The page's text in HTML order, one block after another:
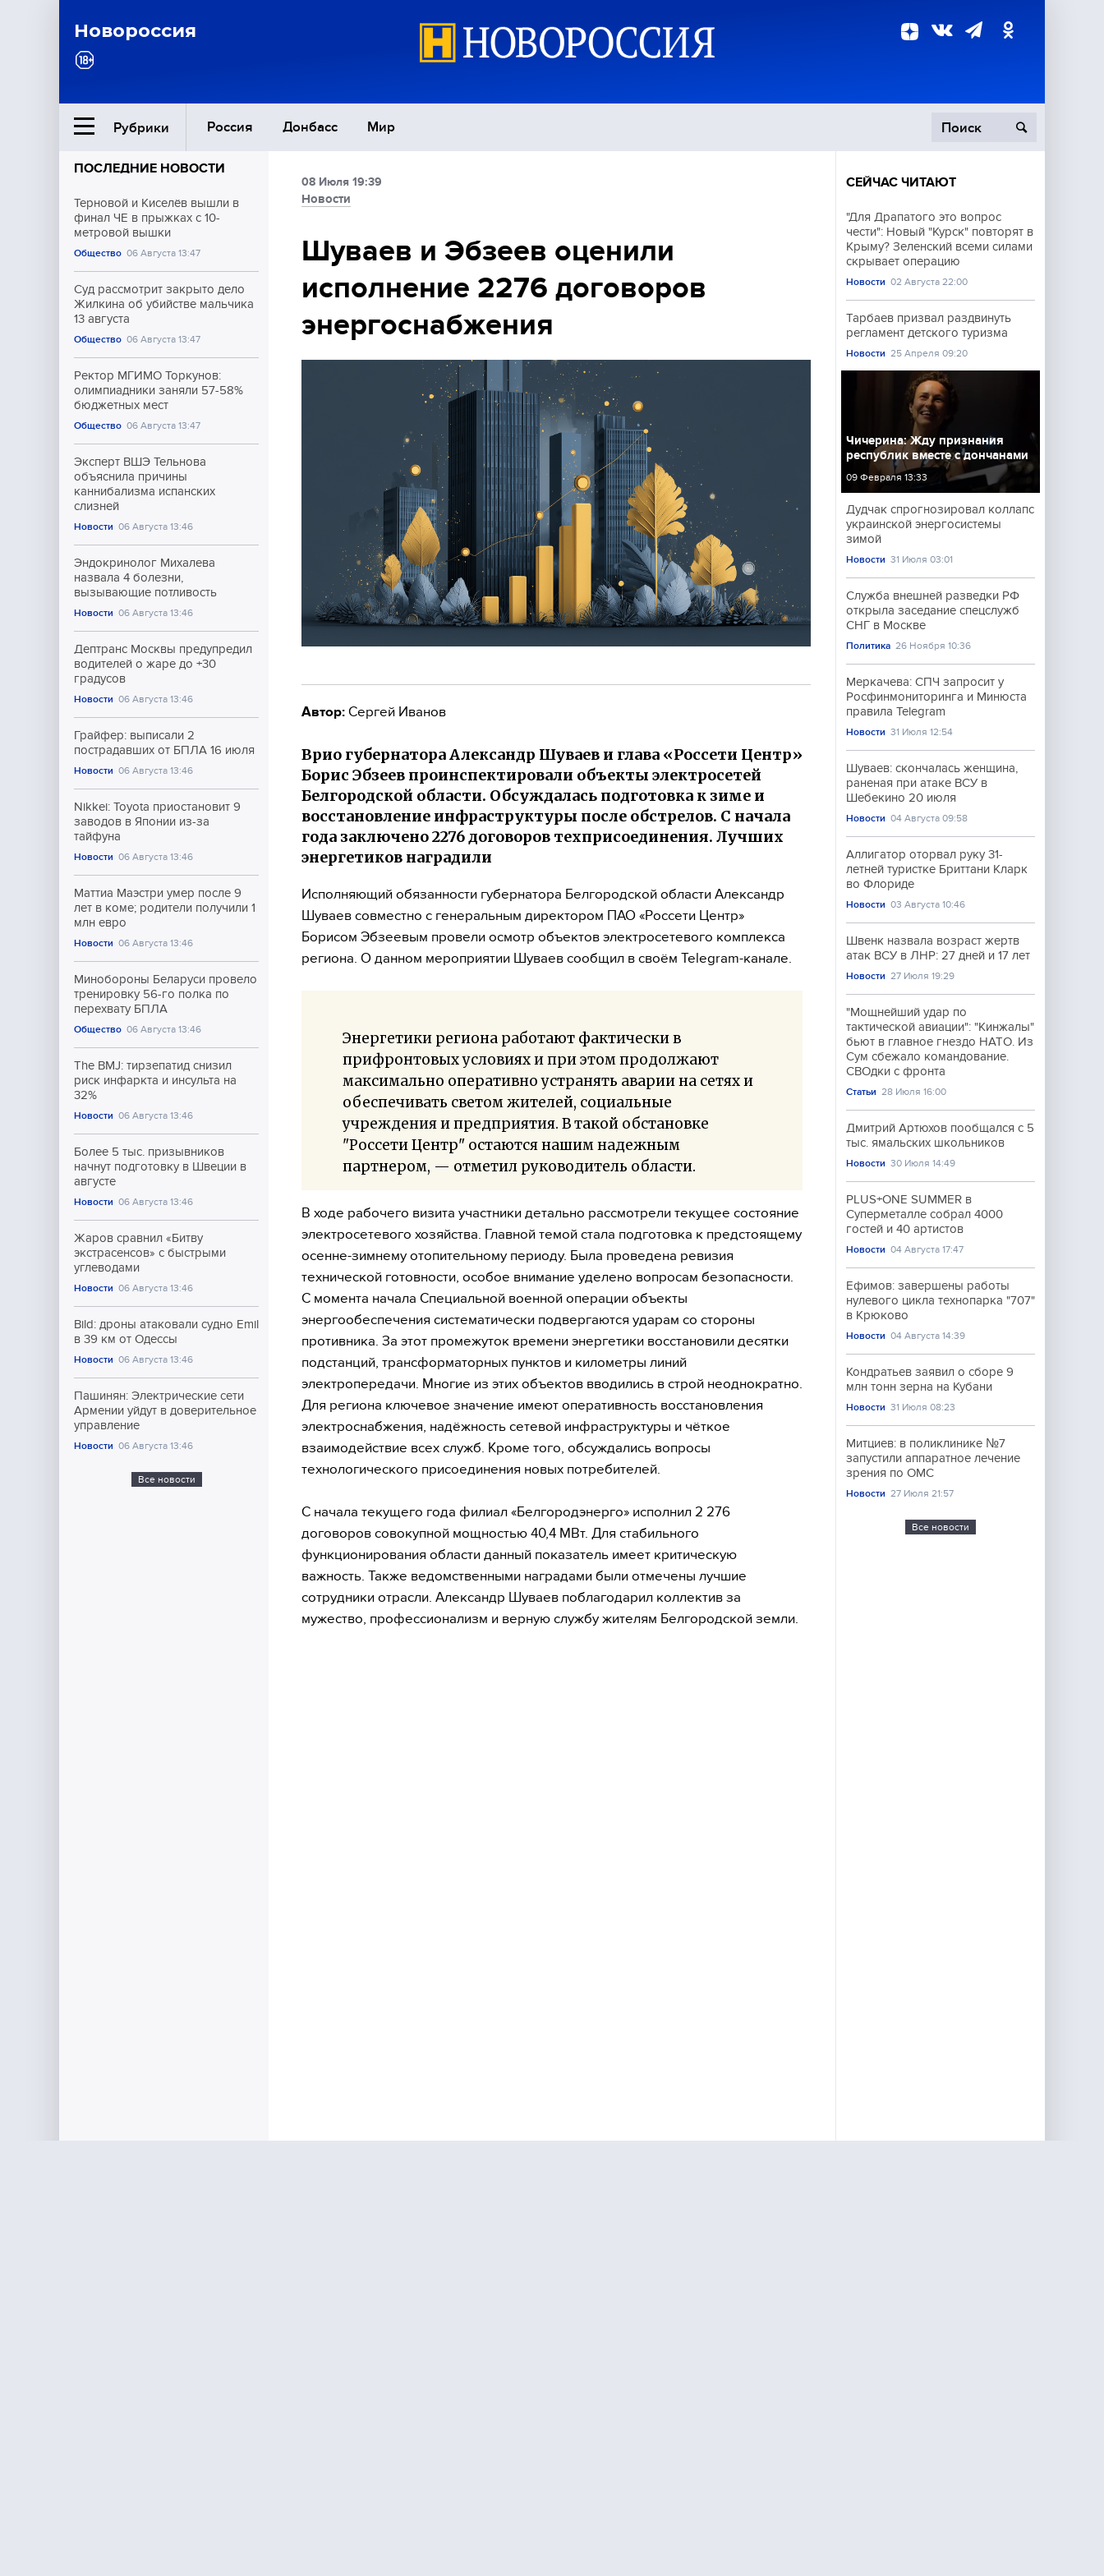
Новороссия
Рубрики Россия Донбасс Мир
Ближний Восток
Общество
Экономика
Происшествия
Культура
Спорт
ПОСЛЕДНИЕ НОВОСТИ
Терновой и Киселёв вышли в
финал ЧЕ в прыжках с 10-
метровой вышки
Общество 06 Августа 13:47
Суд рассмотрит закрыто дело
Жилкина об убийстве мальчика
13 августа
Общество 06 Августа 13:47
Ректор МГИМО Торкунов:
олимпиадники заняли 57-58%
бюджетных мест
Общество 06 Августа 13:47
Эксперт ВШЭ Тельнова
объяснила причины
каннибализма испанских
слизней
Новости 06 Августа 13:46
Эндокринолог Михалева
назвала 4 болезни,
вызывающие потливость
Новости 06 Августа 13:46
Дептранс Москвы предупредил
водителей о жаре до +30
градусов
Новости 06 Августа 13:46
Грайфер: выписали 2
пострадавших от БПЛА 16 июля
Новости 06 Августа 13:46
Nikkei: Toyota приостановит 9
заводов в Японии из-за
тайфуна
Новости 06 Августа 13:46
Маттиа Маэстри умер после 9
лет в коме; родители получили 1
млн евро
Новости 06 Августа 13:46
Минобороны Беларуси провело
тренировку 56-го полка по
перехвату БПЛА
Общество 06 Августа 13:46
The BMJ: тирзепатид снизил
риск инфаркта и инсульта на
32%
Новости 06 Августа 13:46
Более 5 тыс. призывников
начнут подготовку в Швеции в
августе
Новости 06 Августа 13:46
Жаров сравнил «Битву
экстрасенсов» с быстрыми
углеводами
Новости 06 Августа 13:46
Bild: дроны атаковали судно Emil
в 39 км от Одессы
Новости 06 Августа 13:46
Пашинян: Электрические сети
Армении уйдут в доверительное
управление
Новости 06 Августа 13:46
Все новости
08 Июля 19:39
Новости
Шуваев и Эбзеев оценили
исполнение 2276 договоров
энергоснабжения
Автор: Сергей Иванов
Врио губернатора Александр Шуваев и глава «Россети Центр»
Борис Эбзеев проинспектировали объекты электросетей
Белгородской области. Обсуждалась подготовка к зиме и
восстановление инфраструктуры после обстрелов. С начала
года заключено 2276 договоров техприсоединения. Лучших
энергетиков наградили
Исполняющий обязанности губернатора Белгородской области Александр
Шуваев совместно с генеральным директором ПАО «Россети Центр»
Борисом Эбзеевым провели осмотр объектов электросетевого комплекса
региона. О данном мероприятии Шуваев сообщил в своём Telegram-канале.
Энергетики региона работают фактически в
прифронтовых условиях и при этом продолжают
максимально оперативно устранять аварии на сетях и
обеспечивать светом жителей, социальные
учреждения и предприятия. В такой обстановке
"Россети Центр" остаются нашим надежным
партнером, — отметил руководитель области.
В ходе рабочего визита участники детально рассмотрели текущее состояние
электросетевого хозяйства. Главной темой стала подготовка к предстоящему
осенне-зимнему отопительному периоду. Была проведена ревизия
технической готовности, особое внимание уделено вопросам безопасности.
С момента начала Специальной военной операции объекты
энергообеспечения систематически подвергаются ударам со стороны
противника. За этот промежуток времени энергетики восстановили десятки
подстанций, трансформаторных пунктов и километры линий
электропередачи. Многие из этих объектов вводились в строй неоднократно.
Для региона ключевое значение имеют оперативность восстановления
электроснабжения, надёжность сетевой инфраструктуры и чёткое
взаимодействие всех служб. Кроме того, обсуждались вопросы
технологического присоединения новых потребителей.
С начала текущего года филиал «Белгородэнерго» исполнил 2 276
договоров совокупной мощностью 40,4 МВт. Для стабильного
функционирования области данный показатель имеет критическую
важность. Также ведомственными наградами были отмечены лучшие
сотрудники отрасли. Александр Шуваев поблагодарил коллектив за
мужество, профессионализм и верную службу жителям Белгородской земли.
СЕЙЧАС ЧИТАЮТ
"Для Драпатого это вопрос
чести": Новый "Курск" повторят в
Крыму? Зеленский всеми силами
скрывает операцию
Новости 02 Августа 22:00
Тарбаев призвал раздвинуть
регламент детского туризма
Новости 25 Апреля 09:20
Чичерина: Жду признания
республик вместе с дончанами
09 Февраля 13:33
Дудчак спрогнозировал коллапс
украинской энергосистемы
зимой
Новости 31 Июля 03:01
Служба внешней разведки РФ
открыла заседание спецслужб
СНГ в Москве
Политика 26 Ноября 10:36
Меркачева: СПЧ запросит у
Росфинмониторинга и Минюста
правила Telegram
Новости 31 Июля 12:54
Шуваев: скончалась женщина,
раненая при атаке ВСУ в
Шебекино 20 июля
Новости 04 Августа 09:58
Аллигатор оторвал руку 31-
летней туристке Бриттани Кларк
во Флориде
Новости 03 Августа 10:46
Швенк назвала возраст жертв
атак ВСУ в ЛНР: 27 дней и 17 лет
Новости 27 Июля 19:29
"Мощнейший удар по
тактической авиации": "Кинжалы"
бьют в главное гнездо НАТО. Из
Сум сбежало командование.
СВОдки с фронта
Статьи 28 Июля 16:00
Дмитрий Артюхов пообщался с 5
тыс. ямальских школьников
Новости 30 Июля 14:49
PLUS+ONE SUMMER в
Суперметалле собрал 4000
гостей и 40 артистов
Новости 04 Августа 17:47
Ефимов: завершены работы
нулевого цикла технопарка "707"
в Крюково
Новости 04 Августа 14:39
Кондратьев заявил о сборе 9
млн тонн зерна на Кубани
Новости 31 Июля 08:23
Митциев: в поликлинике №7
запустили аппаратное лечение
зрения по ОМС
Новости 27 Июля 21:57
Все новости